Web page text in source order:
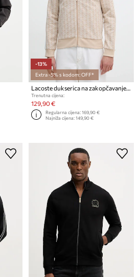
-13%
Extra -5% s kodom: OFF*
Trenutna cijena:
129,90 €
Regularna cijena:169,90 €
Najniža cijena:149,90 €